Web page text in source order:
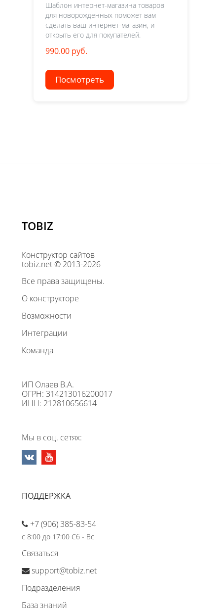
Шаблон интернет-магазина товаров
для новорожденных поможет вам
сделать ваш интернет-магазин, и
открыть его для покупателей.
990.00 руб.
Посмотреть
TOBIZ
Конструктор сайтов
tobiz.net © 2013-2026
Все права защищены.
О конструкторе
Возможности
Интеграции
Команда
ИП Олаев В.А.
ОГРН: 314213016200017
ИНН: 212810656614
Мы в соц. сетях:
ПОДДЕРЖКА
+7 (906) 385-83-54
с 8:00 до 17:00 Сб - Вс
Связаться
support@tobiz.net
Подразделения
База знаний